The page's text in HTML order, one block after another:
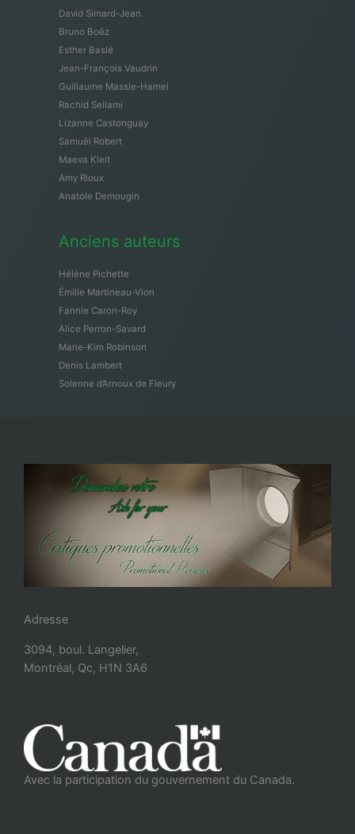
David Simard-Jean
Bruno Boëz
Esther Baslé
Jean-François Vaudrin
Guillaume Massie-Hamel
Rachid Sellami
Lizanne Castonguay
Samuël Robert
Maeva Kleit
Amy Rioux
Anatole Demougin
Anciens auteurs
Hélène Pichette
Émilie Martineau-Vion
Fannie Caron-Roy
Alice Perron-Savard
Marie-Kim Robinson
Denis Lambert
Solenne d’Arnoux de Fleury
Adresse
3094, boul. Langelier,
Montréal, Qc, H1N 3A6
Avec la participation du gouvernement du Canada.